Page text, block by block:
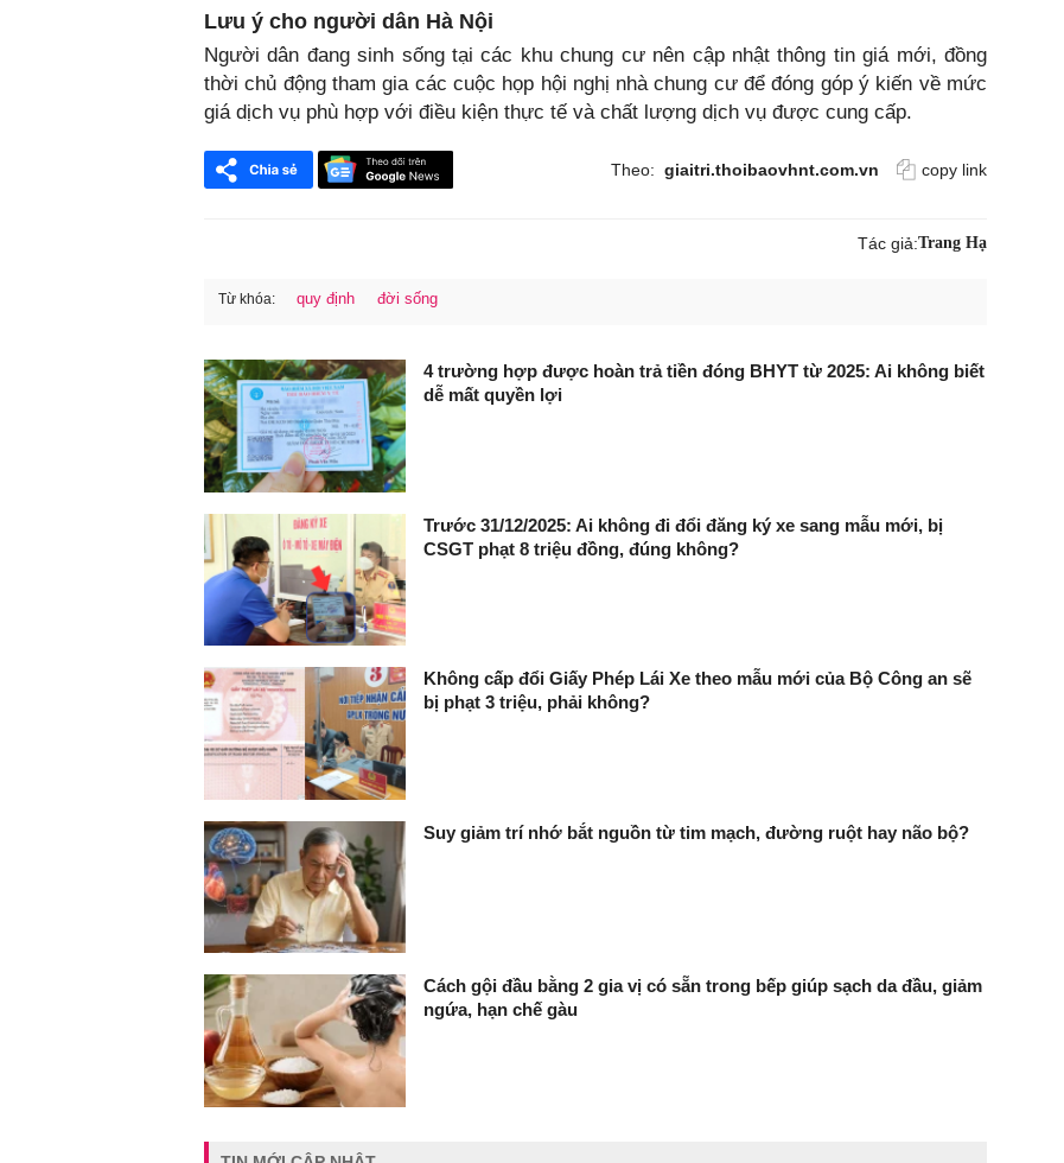
Lưu ý cho người dân Hà Nội
Người dân đang sinh sống tại các khu chung cư nên cập nhật thông tin giá mới, đồng
thời chủ động tham gia các cuộc họp hội nghị nhà chung cư để đóng góp ý kiến về mức
giá dịch vụ phù hợp với điều kiện thực tế và chất lượng dịch vụ được cung cấp.
Theo: giaitri.thoibaovhnt.com.vn copy link
Tác giả:Trang Hạ
Từ khóa: quy định đời sống
4 trường hợp được hoàn trả tiền đóng BHYT từ 2025: Ai không biết
dễ mất quyền lợi
Trước 31/12/2025: Ai không đi đổi đăng ký xe sang mẫu mới, bị
CSGT phạt 8 triệu đồng, đúng không?
Không cấp đổi Giấy Phép Lái Xe theo mẫu mới của Bộ Công an sẽ
bị phạt 3 triệu, phải không?
Suy giảm trí nhớ bắt nguồn từ tim mạch, đường ruột hay não bộ?
Cách gội đầu bằng 2 gia vị có sẵn trong bếp giúp sạch da đầu, giảm
ngứa, hạn chế gàu